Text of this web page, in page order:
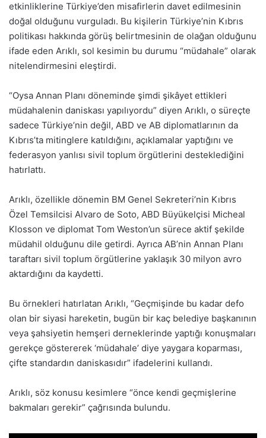
etkinliklerine Türkiye’den misafirlerin davet edilmesinin
doğal olduğunu vurguladı. Bu kişilerin Türkiye’nin Kıbrıs
politikası hakkında görüş belirtmesinin de olağan olduğunu
ifade eden Arıklı, sol kesimin bu durumu “müdahale” olarak
nitelendirmesini eleştirdi.
“Oysa Annan Planı döneminde şimdi şikâyet ettikleri
müdahalenin daniskası yapılıyordu” diyen Arıklı, o süreçte
sadece Türkiye’nin değil, ABD ve AB diplomatlarının da
Kıbrıs’ta mitinglere katıldığını, açıklamalar yaptığını ve
federasyon yanlısı sivil toplum örgütlerini desteklediğini
hatırlattı.
Arıklı, özellikle dönemin BM Genel Sekreteri’nin Kıbrıs
Özel Temsilcisi Alvaro de Soto, ABD Büyükelçisi Micheal
Klosson ve diplomat Tom Weston’un sürece aktif şekilde
müdahil olduğunu dile getirdi. Ayrıca AB’nin Annan Planı
taraftarı sivil toplum örgütlerine yaklaşık 30 milyon avro
aktardığını da kaydetti.
Bu örnekleri hatırlatan Arıklı, “Geçmişinde bu kadar defo
olan bir siyasi hareketin, bugün bir kaç belediye başkanının
veya şahsiyetin hemşeri derneklerinde yaptığı konuşmaları
gerekçe göstererek ‘müdahale’ diye yaygara koparması,
çifte standardın daniskasıdır” ifadelerini kullandı.
Arıklı, söz konusu kesimlere “önce kendi geçmişlerine
bakmaları gerekir” çağrısında bulundu.